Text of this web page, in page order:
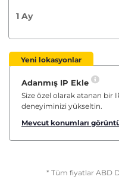
1 Ay
Yeni lokasyonlar
Adanmış IP Ekle
Size özel olarak atanan bir
deneyiminizi yükseltin.
Mevcut konumları
* Tüm fiyatlar ABD